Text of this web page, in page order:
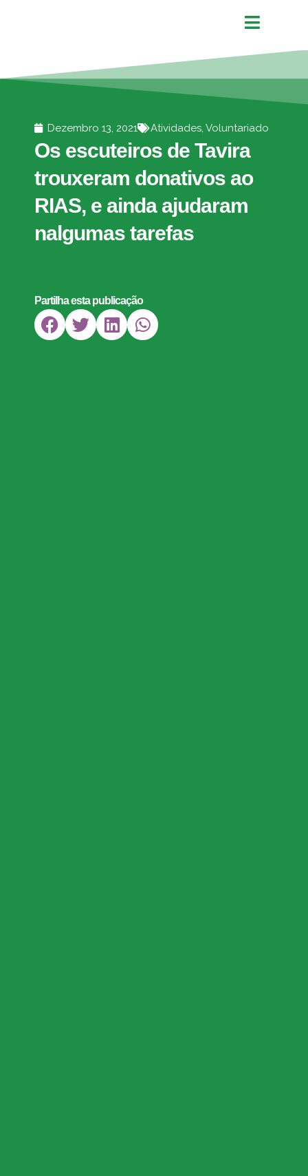
Dezembro 13, 2021 Atividades, Voluntariado
Os escuteiros de Tavira
trouxeram donativos ao
RIAS, e ainda ajudaram
nalgumas tarefas
Partilha esta publicação